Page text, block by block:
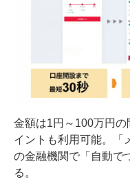
金額は1円～100万円
イントも利用可能。「
の金融機関で「自動で
る。